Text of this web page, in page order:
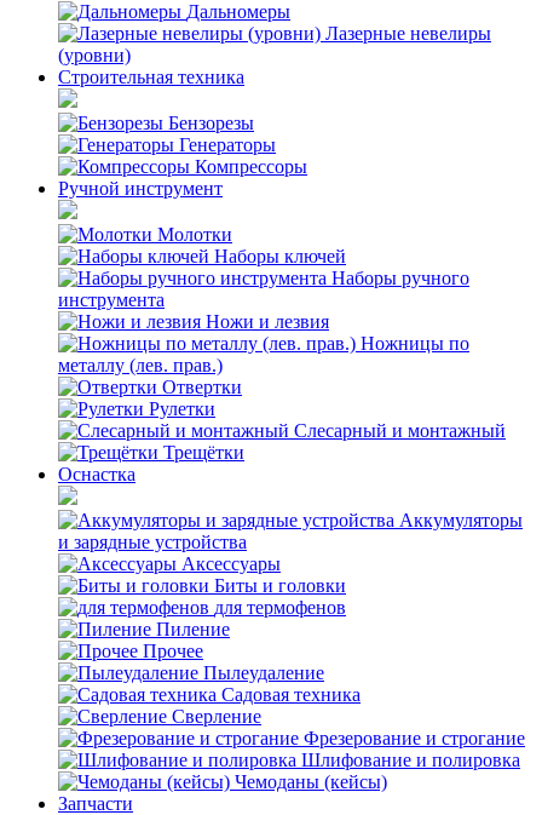
Дальномеры
Лазерные невелиры
(уровни)
Строительная техника
Бензорезы
Генераторы
Компрессоры
Ручной инструмент
Молотки
Наборы ключей
Наборы ручного
инструмента
Ножи и лезвия
Ножницы по
металлу (лев. прав.)
Отвертки
Рулетки
Слесарный и монтажный
Трещётки
Оснастка
Аккумуляторы
и зарядные устройства
Аксессуары
Биты и головки
для термофенов
Пиление
Прочее
Пылеудаление
Садовая техника
Сверление
Фрезерование и строгание
Шлифование и полировка
Чемоданы (кейсы)
Запчасти